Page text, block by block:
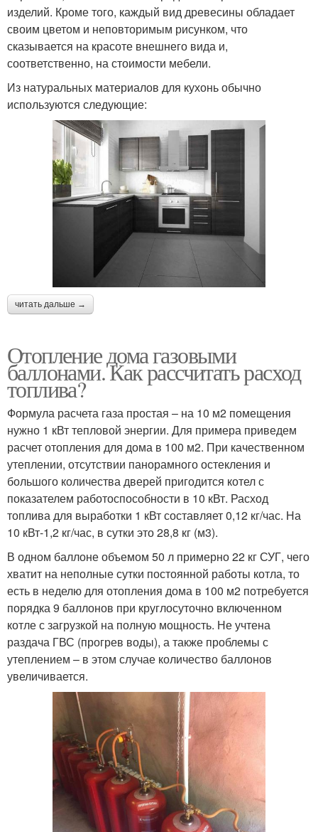
изделий. Кроме того, каждый вид древесины обладает
своим цветом и неповторимым рисунком, что
сказывается на красоте внешнего вида и,
соответственно, на стоимости мебели.
Из натуральных материалов для кухонь обычно
используются следующие:
читать дальше →
Отопление дома газовыми
баллонами. Как рассчитать расход
топлива?
Формула расчета газа простая – на 10 м2 помещения
нужно 1 кВт тепловой энергии. Для примера приведем
расчет отопления для дома в 100 м2. При качественном
утеплении, отсутствии панорамного остекления и
большого количества дверей пригодится котел с
показателем работоспособности в 10 кВт. Расход
топлива для выработки 1 кВт составляет 0,12 кг/час. На
10 кВт-1,2 кг/час, в сутки это 28,8 кг (м3).
В одном баллоне объемом 50 л примерно 22 кг СУГ, чего
хватит на неполные сутки постоянной работы котла, то
есть в неделю для отопления дома в 100 м2 потребуется
порядка 9 баллонов при круглосуточно включенном
котле с загрузкой на полную мощность. Не учтена
раздача ГВС (прогрев воды), а также проблемы с
утеплением – в этом случае количество баллонов
увеличивается.